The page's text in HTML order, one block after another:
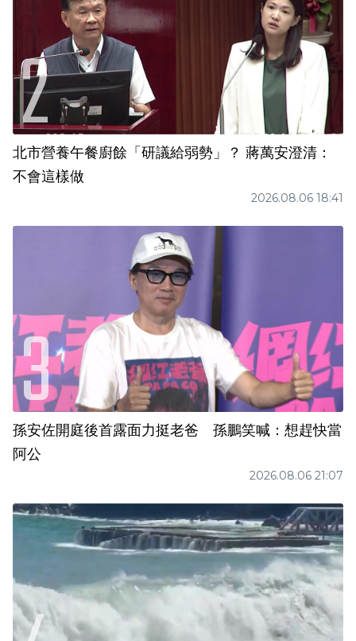
北市營養午餐廚餘「研議給弱勢」？ 蔣萬安澄清：
不會這樣做
2026.08.06 18:41
孫安佐開庭後首露面力挺老爸 孫鵬笑喊：想趕快當
阿公
2026.08.06 21:07